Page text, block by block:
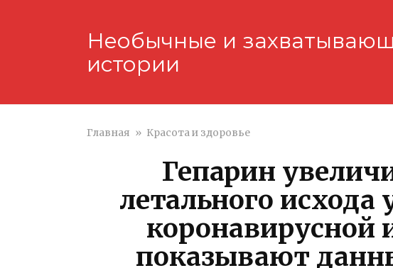
Необычные и
истории
Главная » Красота и здоровье
Гепарин
летального исхода
коронавирусной
показывают